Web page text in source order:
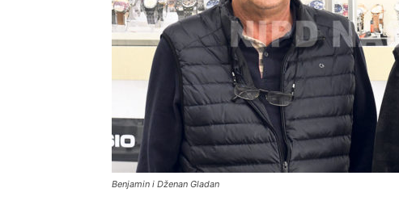
Benjamin i Dženan Gladan